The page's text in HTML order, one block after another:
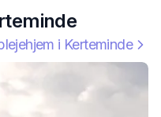
i Kerteminde